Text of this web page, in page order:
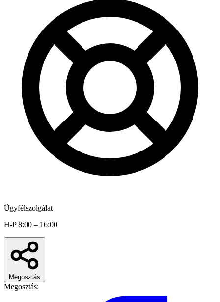
Ügyfélszolgálat
H-P 8:00 – 16:00
Megosztás
Megosztás: